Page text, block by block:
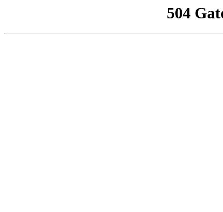
504